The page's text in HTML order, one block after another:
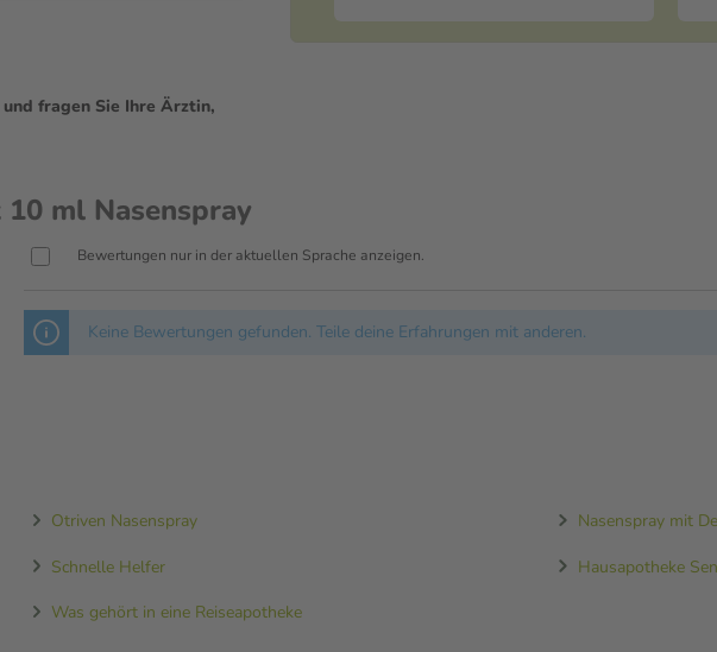
fragen Sie Ihre Ärztin,
ml Nasenspray
Bewertungen nur in der aktuellen Sprache anzeigen.
Keine Bewertungen gefunden. Teile deine Erfahrungen mit anderen.
Otriven Nasenspray Nasenspray mit
Schnelle Helfer Hausapotheke
Was gehört in eine Reiseapotheke